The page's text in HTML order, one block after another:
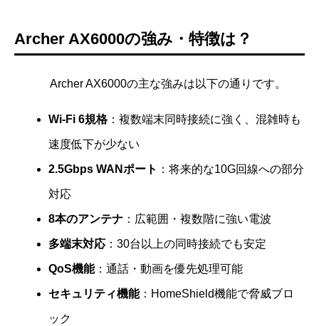
Archer AX6000の強み・特徴は？
Archer AX6000の主な強みは以下の通りです。
Wi-Fi 6規格：複数端末同時接続に強く、混雑時も
速度低下が少ない
2.5Gbps WANポート ：将来的な10G回線への部分
対応
8本のアンテナ ：広範囲・複数階に強い電波
多端末対応 ：30台以上の同時接続でも安定
QoS機能：通話・動画を優先処理可能
セキュリティ機能：HomeShield機能で脅威ブロ
ック